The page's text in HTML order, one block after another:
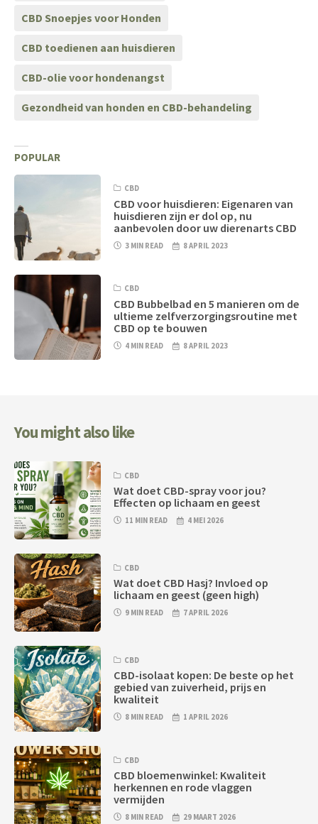
CBD Snoepjes voor Honden
CBD toedienen aan huisdieren
CBD-olie voor hondenangst
Gezondheid van honden en CBD-behandeling
POPULAR
CBD
CBD voor huisdieren: Eigenaren van
huisdieren zijn er dol op, nu
aanbevolen door uw dierenarts CBD
3 MIN READ 8 APRIL 2023
CBD
CBD Bubbelbad en 5 manieren om de
ultieme zelfverzorgingsroutine met
CBD op te bouwen
4 MIN READ 8 APRIL 2023
You might also like
CBD
Wat doet CBD-spray voor jou?
Effecten op lichaam en geest
11 MIN READ 4 MEI 2026
CBD
Wat doet CBD Hasj? Invloed op
lichaam en geest (geen high)
9 MIN READ 7 APRIL 2026
CBD
CBD-isolaat kopen: De beste op het
gebied van zuiverheid, prijs en
kwaliteit
8 MIN READ 1 APRIL 2026
CBD
CBD bloemenwinkel: Kwaliteit
herkennen en rode vlaggen
vermijden
8 MIN READ 29 MAART 2026